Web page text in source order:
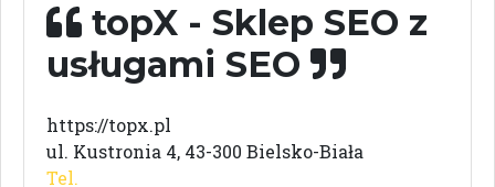
topX - Sklep SEO z
usługami SEO
https://topx.pl
ul. Kustronia 4, 43-300 Bielsko-Biała
Tel.